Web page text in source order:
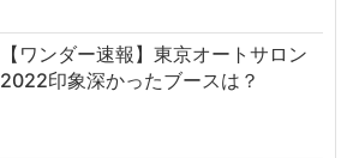
【ワンダー速報】東京オートサロン
2022印象深かったブースは？